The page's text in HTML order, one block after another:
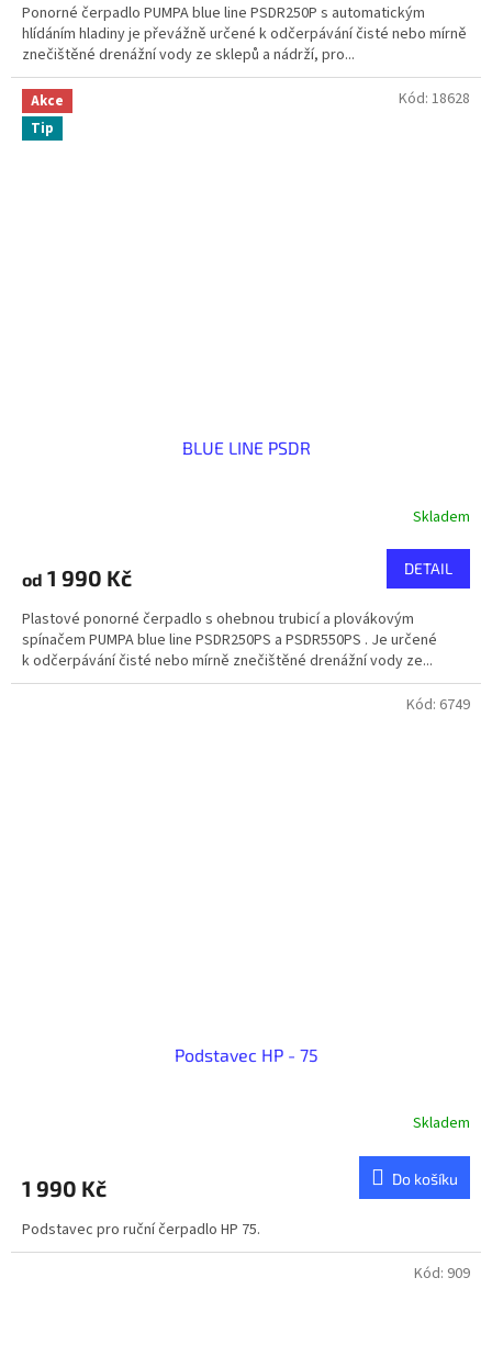
Ponorné čerpadlo PUMPA blue line PSDR250P s automatickým
hlídáním hladiny je převážně určené k odčerpávání čisté nebo mírně
znečištěné drenážní vody ze sklepů a nádrží, pro...
Akce
Tip
BLUE LINE PSDR
Skladem
od 1 990 Kč DETAIL
Plastové ponorné čerpadlo s ohebnou trubicí a plovákovým
spínačem PUMPA blue line PSDR250PS a PSDR550PS . Je určené
k odčerpávání čisté nebo mírně znečištěné drenážní vody ze...
Kód: 18628
Podstavec HP - 75
Skladem
1 990 Kč Do košíku
Podstavec pro ruční čerpadlo HP 75.
Kód: 6749
Kód: 909